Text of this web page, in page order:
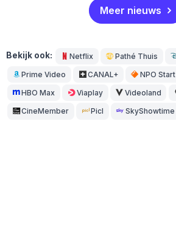
Meer nieuws
Bekijk ook: Netflix Pathé Thuis
Prime Video CANAL+ NPO Start
HBO Max Viaplay Videoland
CineMember Picl SkyShowtime